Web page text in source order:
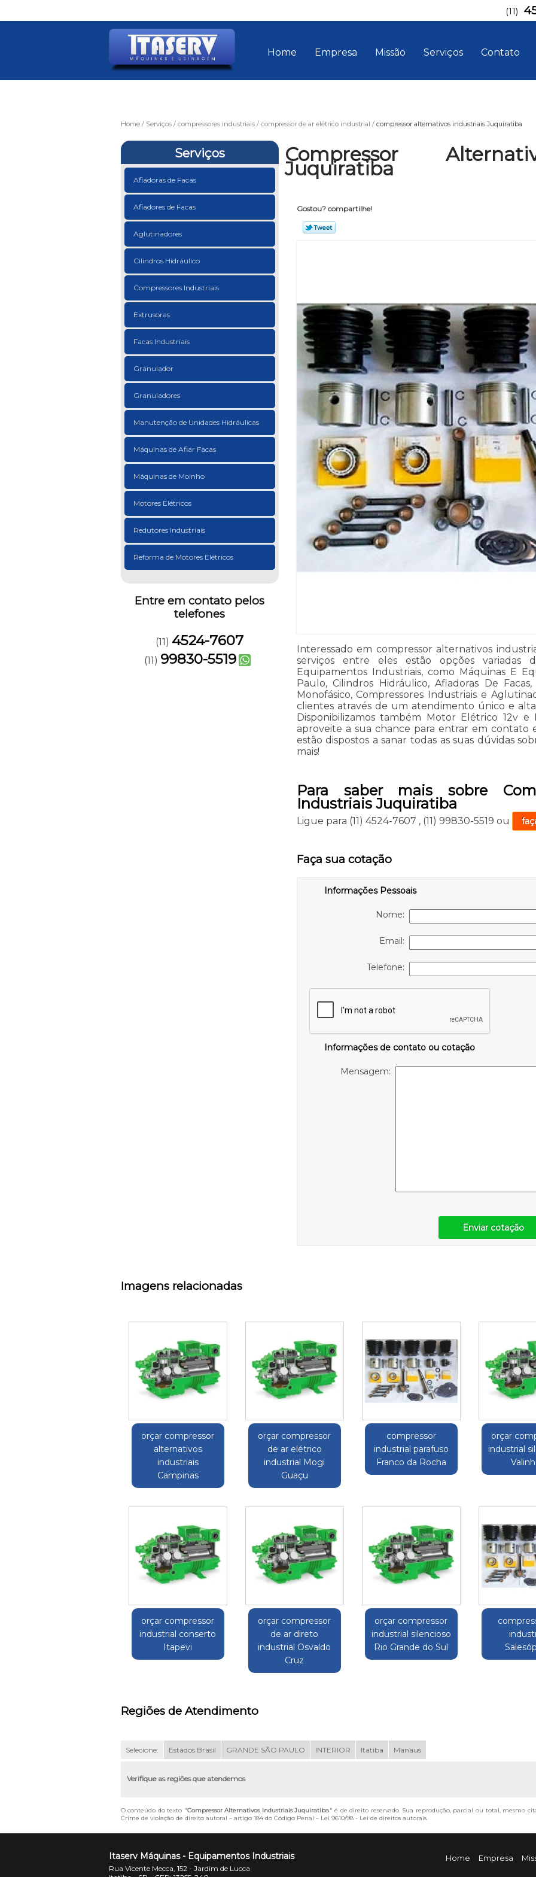
Home Empresa Missão Serviços Contato
(11)
Home Serviços compressores industriais compressor de ar elétrico industrial compressor alternativos industriais Juquiratiba
Serviços
Afiadoras de Facas
Afiadores de Facas
Aglutinadores
Cilindros Hidráulico
Compressores Industriais
Extrusoras
Facas Industriais
Granulador
Granuladores
Manutenção de Unidades Hidráulicas
Máquinas de Afiar Facas
Máquinas de Moinho
Motores Elétricos
Redutores Industriais
Reforma de Motores Elétricos
Entre em contato pelos
telefones
(11) 4524-7607
(11) 99830-5519
Compressor
Juquiratiba
Gostou? compartilhe!
Interessado em compressor alternativos
serviços entre eles estão opções variadas
Equipamentos Industriais, como Máquinas E
Paulo, Cilindros Hidráulico, Afiadoras De
Monofásico, Compressores Industriais e
clientes através de um atendimento único e
Disponibilizamos também Motor Elétrico 12v e
aproveite a sua chance para entrar em contato
estão dispostos a sanar todas as suas dúvidas
mais!
Para saber mais sobre
Industriais Juquiratiba
Ligue para (11) 4524-7607 , (11) 99830-5519 ou
Faça sua cotação
Informações Pessoais
Nome:
Email:
Telefone:
Informações de contato ou cotação
Mensagem:
Enviar cotação
Imagens relacionadas
orçar compressor
alternativos
industriais
Campinas
orçar compressor
de ar elétrico
industrial Mogi
Guaçu
compressor
industrial parafuso
Franco da Rocha
orçar
industrial
orçar compressor
industrial conserto
Itapevi
orçar compressor
de ar direto
industrial Osvaldo
Cruz
orçar compressor
industrial silencioso
Rio Grande do Sul
Regiões de Atendimento
Selecione: Estados Brasil GRANDE SÃO PAULO INTERIOR Itatiba Manaus
Verifique as regiões que atendemos
O conteúdo do texto "Compressor Alternativos Industriais Juquiratiba" é de direito reservado. Sua reprodução, parcial ou total, mesmo
Crime de violação de direito autoral – artigo 184 do Código Penal – Lei 9610/98 - Lei de direitos autorais.
Itaserv Máquinas - Equipamentos Industriais
Rua Vicente Mecca, 152 - Jardim de Lucca
Home Empresa